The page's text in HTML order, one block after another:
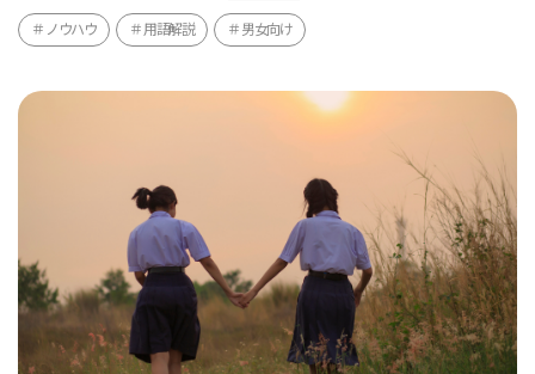
ノウハウ 用語解説 男女向け